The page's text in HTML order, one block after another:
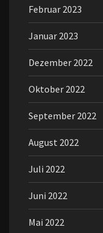
Februar 2023
Januar 2023
Dezember 2022
Oktober 2022
September 2022
August 2022
Juli 2022
Juni 2022
Mai 2022